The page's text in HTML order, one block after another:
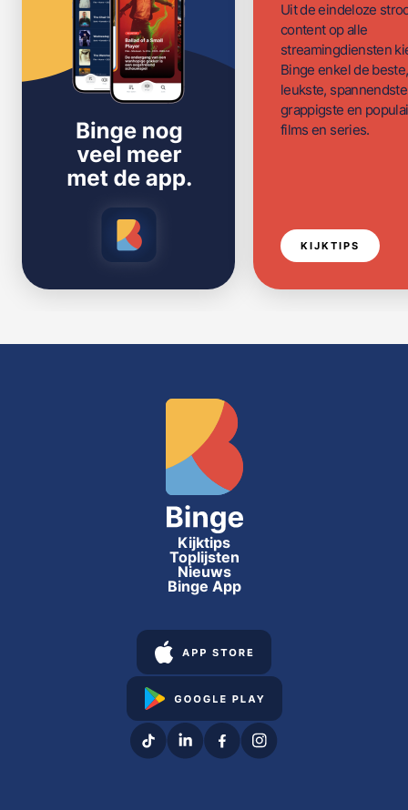
Uit de eindeloze
content op alle
streamingdiensten
Binge enkel de beste,
leukste,
grappigste en
films en series.
KIJKTIPS
Kijktips
Toplijsten
Nieuws
Binge App